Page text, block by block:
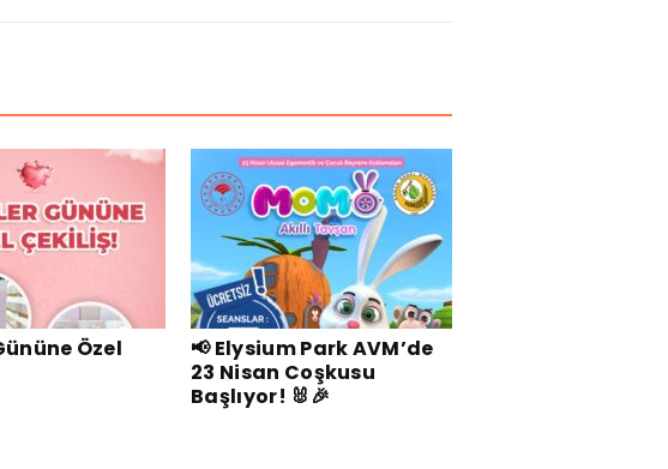
Özel
📢 Elysium Park AVM’de
23 Nisan Coşkusu
Başlıyor! 🐰🎉